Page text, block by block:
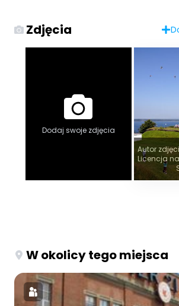
Zdjęcia
Dodaj swoje zdjęcia
Autor
Licencja
W okolicy tego miejsca